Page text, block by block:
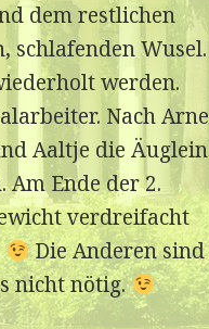
dem restlichen
schlafenden Wusel.
werden.
Nach Arne
Aaltje die Äuglein
Am Ende der 2.
verdreifacht
Die Anderen sind
nicht nötig.